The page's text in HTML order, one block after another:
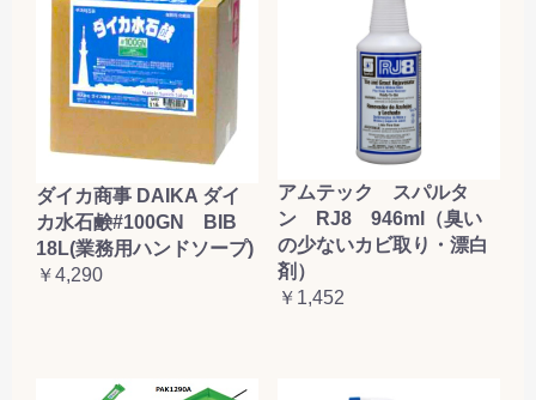
ダイカ商事 DAIKA ダイ
カ水石鹸#100GN BIB
18L(業務用ハンドソープ)
￥4,290
アムテック スパルタ
ン RJ8 946ml（臭い
の少ないカビ取り・漂白
剤）
￥1,452